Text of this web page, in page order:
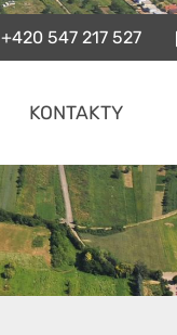
+420 547 217 527
KONTAKTY